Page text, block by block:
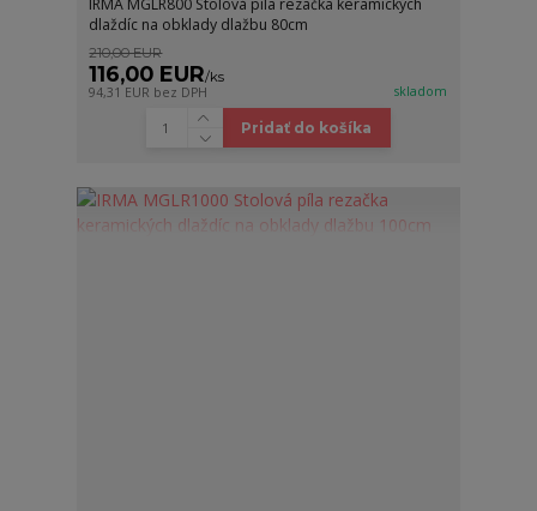
IRMA MGLR800 Stolová píla rezačka keramických
dlaždíc na obklady dlažbu 80cm
210,00 EUR
116,00 EUR/ks
94,31 EUR bez DPH skladom
Pridať do košíka